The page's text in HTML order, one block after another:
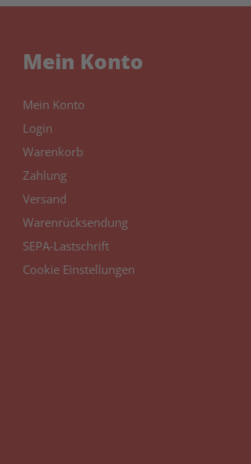
Mein Konto
Mein Konto
Login
Warenkorb
Zahlung
Versand
Warenrücksendung
SEPA-Lastschrift
Cookie Einstellungen